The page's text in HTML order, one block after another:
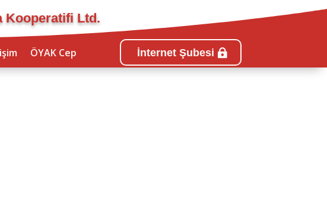
Kooperatifi Ltd.
ÖYAK Cep İnternet Şubesi